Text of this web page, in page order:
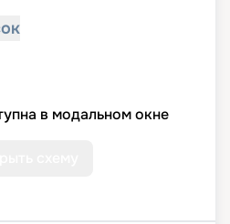
в модальном окне